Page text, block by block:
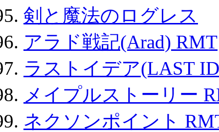
剣と魔法のログレス
アラド戦記(Arad) RMT
ラストイデア(LAST
メイプルストーリー
ネクソンポイント